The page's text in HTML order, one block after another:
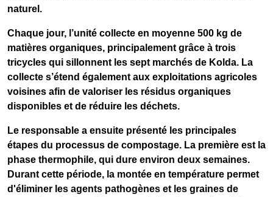
naturel.
Chaque jour, l’unité collecte en moyenne 500 kg de
matières organiques, principalement grâce à trois
tricycles qui sillonnent les sept marchés de Kolda. La
collecte s’étend également aux exploitations agricoles
voisines afin de valoriser les résidus organiques
disponibles et de réduire les déchets.
Le responsable a ensuite présenté les principales
étapes du processus de compostage. La première est la
phase thermophile, qui dure environ deux semaines.
Durant cette période, la montée en température permet
d'éliminer les agents pathogènes et les graines de